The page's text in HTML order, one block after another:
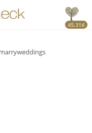
45.314